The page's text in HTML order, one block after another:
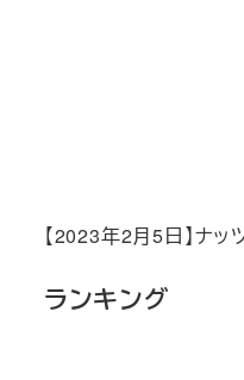
【2023年2月5日】ナッ
ランキング